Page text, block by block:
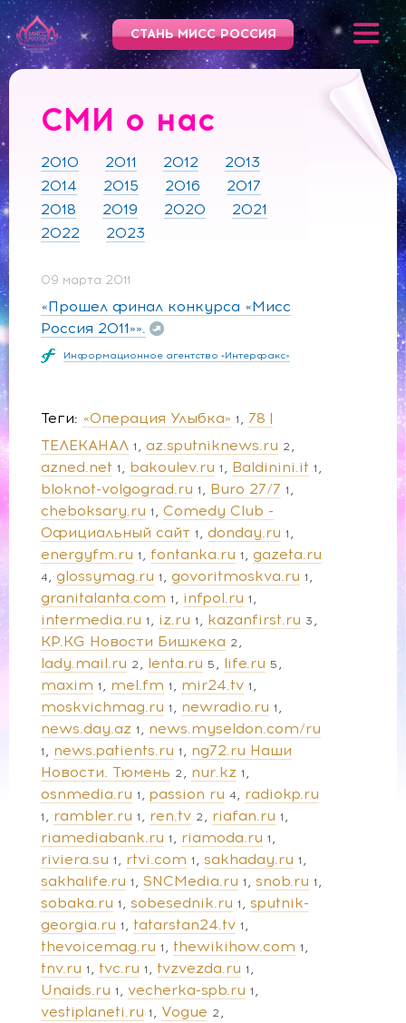
СТАНЬ МИСС РОССИЯ
СМИ о нас
2010 2011 2012
2013
2014
2015 2016
2017
2018
2019 2020
2021
2022
2023
09 марта 2011
«Прошел финал конкурса «Мисс
Россия 2011»».
Информационное агентство «Интерфакс»
Теги «Операция Улыбка» 1
78 |
ТЕЛЕКАНАЛ 1 az.sputniknews.ru 2
azned.net 1 bakoulev.ru 1 Baldinini.it 1
bloknot-volgograd.ru 1 Buro 27/7 1
cheboksary.ru 1
Comedy Club -
Официальный сайт 1 donday.ru 1
energyfm.ru 1 fontanka.ru 1 gazeta.ru
4 glossymag.ru 1 govoritmoskva.ru 1
granitalanta.com 1 infpol.ru 1
intermedia.ru 1 iz.ru 1 kazanfirst.ru 3
KP.KG Новости Бишкека 2
lady.mail.ru 2 lenta.ru 5 life.ru 5
maxim 1 mel.fm 1 mir24.tv 1
moskvichmag.ru 1 newradio.ru 1
news.day.az 1 news.myseldon.com/ru
1 news.patients.ru 1
ng72.ru Наши
Новости. Тюмень 2 nur.kz 1
osnmedia.ru 1 passion ru 4 radiokp.ru
1 rambler.ru 1 ren.tv 2 riafan.ru 1
riamediabank.ru 1 riamoda.ru 1
riviera.su 1 rtvi.com 1 sakhaday.ru 1
sakhalife.ru 1 SNCMedia.ru 1 snob.ru 1
sobaka.ru 1 sobesednik.ru 1
sputnik-
georgia.ru 1 tatarstan24.tv 1
thevoicemag.ru 1 thewikihow.com 1
tnv.ru 1 tvc.ru 1 tvzvezda.ru 1
Unaids.ru 1 vecherka-spb.ru 1
vestiplaneti.ru 1 Vogue 2